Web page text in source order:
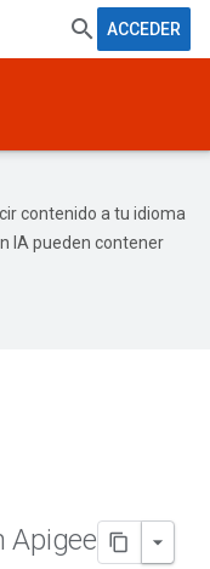
ACCEDER
contenido a tu idioma
IA pueden contener
Apigee